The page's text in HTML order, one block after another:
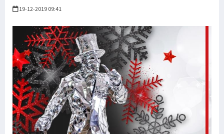
19-12-2019 09:41